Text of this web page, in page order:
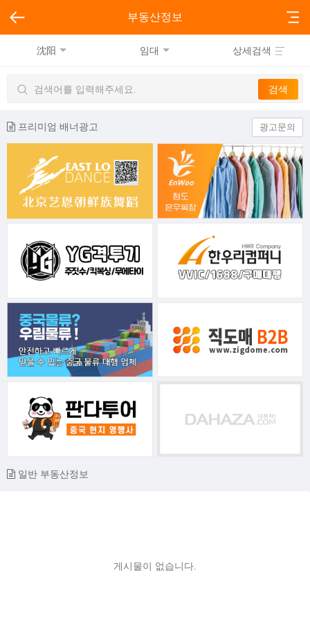
부동산정보
沈阳 임대 상세검색
프리미엄 배너광고 광고문의
일반 부동산정보
게시물이 없습니다.